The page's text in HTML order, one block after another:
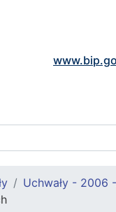
Uchwały -